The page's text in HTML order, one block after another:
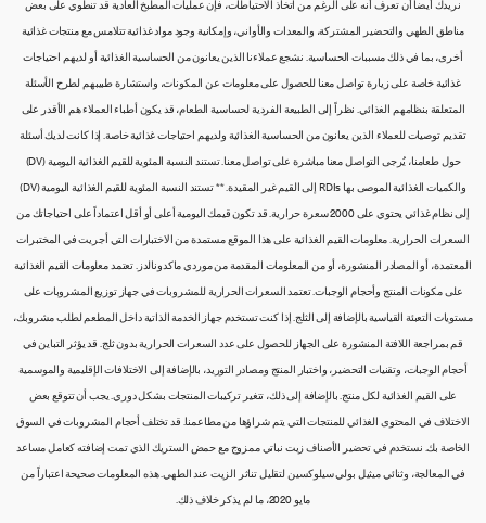
نريدك أيضاً أن تعرف أنه على الرغم من اتخاذ الاحتياطات، فإن عمليات المطبخ العادية قد تنطوي على بعض
مناطق الطهي والتحضير المشتركة، والمعدات والأواني، وإمكانية وجود مواد غذائية تتلامس مع منتجات غذائية
أخرى، بما في ذلك مسببات الحساسية. نشجع عملاءنا الذين يعانون من الحساسية الغذائية أو لديهم احتياجات
غذائية خاصة على زيارة تواصل معنا للحصول على معلومات عن المكونات، واستشارة طبيبهم لطرح الأسئلة
المتعلقة بنظامهم الغذائي. نظراً إلى الطبيعة الفردية لحساسية الطعام، قد يكون أطباء العملاء هم الأقدر على
تقديم توصيات للعملاء الذين يعانون من الحساسية الغذائية ولديهم احتياجات غذائية خاصة. إذا كانت لديك أسئلة
حول طعامنا، يُرجى التواصل معنا مباشرة على تواصل معنا. تستند النسبة المئوية للقيم الغذائية اليومية (DV)
والكميات الغذائية الموصى بها RDIs إلى القيم غير المقيدة. ** تستند النسبة المئوية للقيم الغذائية اليومية (DV)
إلى نظام غذائي يحتوي على 2000 سعرة حرارية. قد تكون قيمك اليومية أعلى أو أقل اعتماداً على احتياجاتك من
السعرات الحرارية. معلومات القيم الغذائية على هذا الموقع مستمدة من الاختبارات التي أجريت في المختبرات
المعتمدة، أو المصادر المنشورة، أو من المعلومات المقدمة من موردي ماكدونالدز. تعتمد معلومات القيم الغذائية
على مكونات المنتج وأحجام الوجبات. تعتمد السعرات الحرارية للمشروبات في جهاز توزيع المشروبات على
مستويات التعبئة القياسية بالإضافة إلى الثلج. إذا كنت تستخدم جهاز الخدمة الذاتية داخل المطعم لطلب مشروبك،
قم بمراجعة اللافتة المنشورة على الجهاز للحصول على عدد السعرات الحرارية بدون ثلج. قد يؤثر التباين في
أحجام الوجبات، وتقنيات التحضير، واختبار المنتج ومصادر التوريد، بالإضافة إلى الاختلافات الإقليمية والموسمية
على القيم الغذائية لكل منتج. بالإضافة إلى ذلك، تتغير تركيبات المنتجات بشكل دوري. يجب أن تتوقع بعض
الاختلاف في المحتوى الغذائي للمنتجات التي يتم شراؤها من مطاعمنا. قد تختلف أحجام المشروبات في السوق
الخاصة بك. نستخدم في تحضير الأصناف زيت نباتي ممزوج مع حمض الستريك الذي تمت إضافته كعامل مساعد
في المعالجة، وثنائي ميثيل بولي سيلوكسين لتقليل تناثر الزيت عند الطهي. هذه المعلومات صحيحة اعتباراً من
مايو 2020، ما لم يذكر خلاف ذلك.